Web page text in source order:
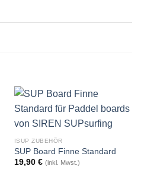
ISUP ZUBEHÖR
SUP Board Finne Standard
19,90 € (inkl. Mwst.)